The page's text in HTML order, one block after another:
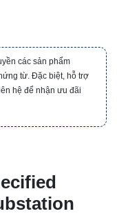
các sản phẩm
từ. Đặc biệt, hỗ trợ
hệ để nhận ưu đãi